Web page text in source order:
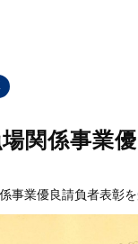
関係事業
事業優良請負者表彰